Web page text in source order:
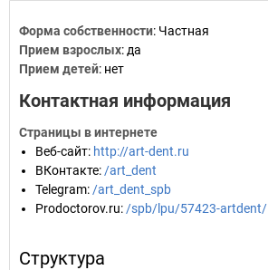
Форма собственности: Частная
Прием взрослых: да
Прием детей: нет
Контактная информация
Страницы в интернете
Веб-сайт: http://art-dent.ru
ВКонтакте: /art_dent
Telegram: /art_dent_spb
Prodoctorov.ru: /spb/lpu/57423-artdent/
Структура